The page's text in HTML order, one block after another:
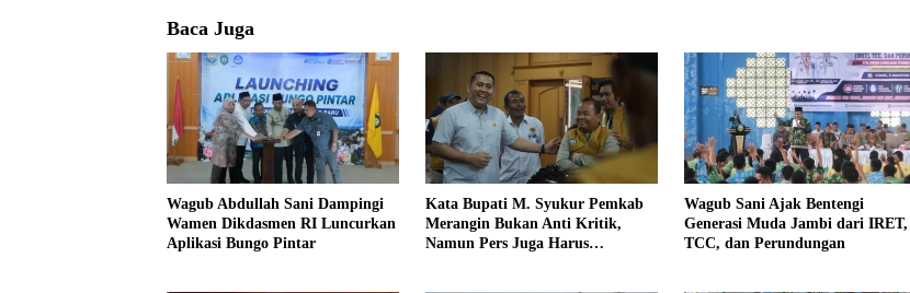
Baca Juga
Wagub Abdullah Sani Dampingi
Wamen Dikdasmen RI Luncurkan
Aplikasi Bungo Pintar
Kata Bupati M. Syukur Pemkab
Merangin Bukan Anti Kritik,
Namun Pers Juga Harus
Wagub Sani Ajak Bentengi
Generasi Muda Jambi dari IRET,
TCC, dan Perundungan